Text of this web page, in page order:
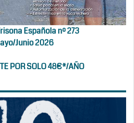
Española nº 273
Junio 2026
POR SOLO 48€*/AÑO